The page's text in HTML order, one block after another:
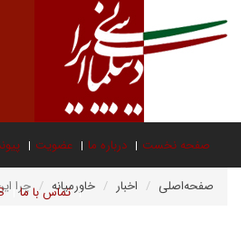
صفحه نخست درباره ما عضویت
تماس با ما صفحه‌اصلی اخبار خاورمیانه چرا